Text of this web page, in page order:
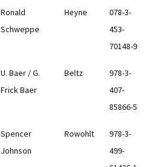
Ronald
Schweppe
Heyne
078-3-
453-
70148-9
U. Baer / G.
Frick Baer
Beltz
978-3-
407-
85866-5
Spencer
Johnson
Rowohlt
978-3-
499-